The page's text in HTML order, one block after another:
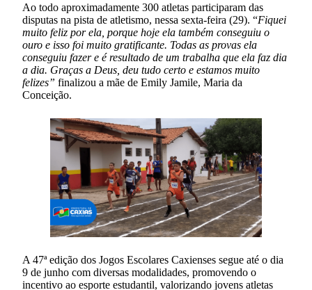
Ao todo aproximadamente 300 atletas participaram das
disputas na pista de atletismo, nessa sexta-feira (29). “Fiquei
muito feliz por ela, porque hoje ela também conseguiu o
ouro e isso foi muito gratificante. Todas as provas ela
conseguiu fazer e é resultado de um trabalha que ela faz dia
a dia. Graças a Deus, deu tudo certo e estamos muito
felizes” finalizou a mãe de Emily Jamile, Maria da
Conceição.
A 47ª edição dos Jogos Escolares Caxienses segue até o dia
9 de junho com diversas modalidades, promovendo o
incentivo ao esporte estudantil, valorizando jovens atletas